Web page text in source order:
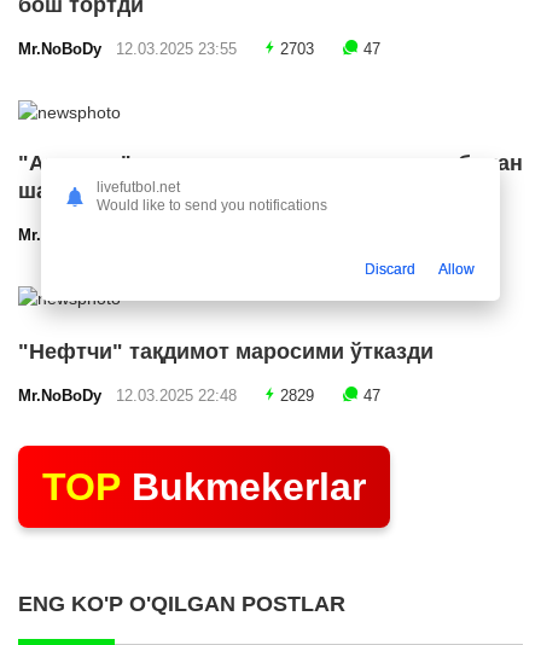
Mr.NoBoDy 12.03.2025 23:55 2703 47
"Арсенал" икки ярим ҳимоячи билан
шартнома имзолашга яқин
Mr.NoBoDy
"Нефтчи" тақдимот маросими ўтказди
Mr.NoBoDy 12.03.2025 22:48 2829 47
TOP Bukmekerlar
ENG KO'P O'QILGAN POSTLAR
livefutbol.net
Would like to send you notifications
Discard Allow